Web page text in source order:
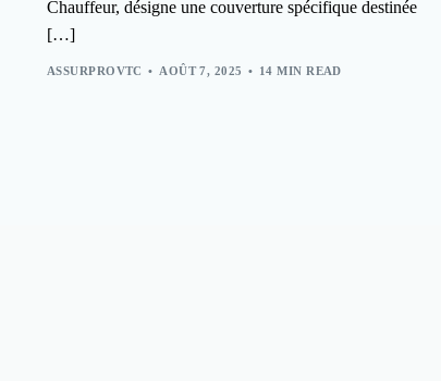
Chauffeur, désigne une couverture spécifique destinée
[…]
ASSURPROVTC AOÛT 7, 2025 14 MIN READ